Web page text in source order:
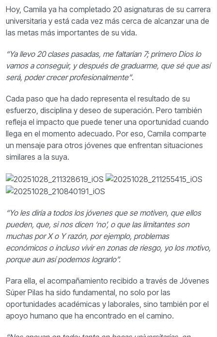
Hoy, Camila ya ha completado 20 asignaturas de su carrera
universitaria y está cada vez más cerca de alcanzar una de
las metas más importantes de su vida.
“Ya llevo 20 clases pasadas, me faltarían 7; primero Dios lo
vamos a conseguir, y después de graduarme, que sé que así
será, poder crecer profesionalmente”.
Cada paso que ha dado representa el resultado de su
esfuerzo, disciplina y deseo de superación. Pero también
refleja el impacto que puede tener una oportunidad cuando
llega en el momento adecuado. Por eso, Camila comparte
un mensaje para otros jóvenes que enfrentan situaciones
similares a la suya.
“Yo les diría a todos los jóvenes que se motiven, que ellos
pueden, que, si nos dicen ‘no’, o que las limitantes son
muchas por X o Y razón, por ejemplo, problemas
económicos o incluso vivir en zonas de riesgo, yo los motivo,
porque aun así podemos lograrlo”.
Para ella, el acompañamiento recibido a través de Jóvenes
Súper Pilas ha sido fundamental, no solo por las
oportunidades académicas y laborales, sino también por el
apoyo humano que ha encontrado en el camino.